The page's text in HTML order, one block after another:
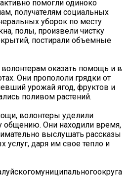
помогли одиноко
получателям социальных
уборок по месту
полы, произвели чистку
постирали объемные
оказать помощь и в
Они пропололи грядки от
урожай ягод, фруктов и
поливом растений.
волонтеры уделили
Они находили время,
выслушать рассказы
услуг, даря им свое тепло и